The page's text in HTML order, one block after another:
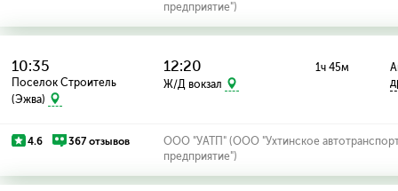
предприятие")
10:35
Поселок Строитель
(Эжва)
12:20
Ж/Д вокзал
1ч 45м
4.6 367 отзывов
ООО "УАТП" (ООО "Ухтинское
предприятие")